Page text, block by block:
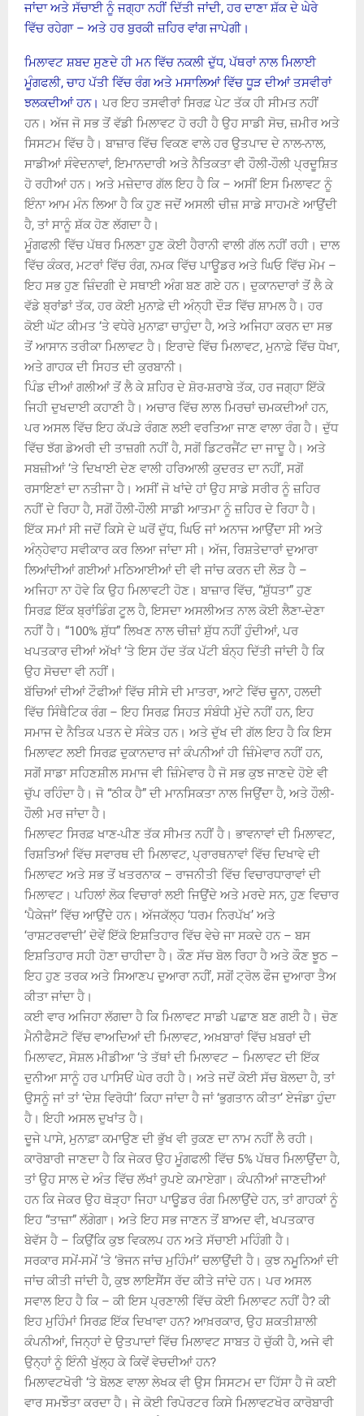
ਜਾਂਦਾ ਅਤੇ ਸੱਚਾਈ ਨੂੰ ਜਗ੍ਹਾ ਨਹੀਂ ਦਿੱਤੀ ਜਾਂਦੀ, ਹਰ ਦਾਣਾ ਸ਼ੱਕ ਦੇ ਘੇਰੇ
ਵਿੱਚ ਰਹੇਗਾ – ਅਤੇ ਹਰ ਬੁਰਕੀ ਜ਼ਹਿਰ ਵਾਂਗ ਜਾਪੇਗੀ।
ਮਿਲਾਵਟ ਸ਼ਬਦ ਸੁਣਦੇ ਹੀ ਮਨ ਵਿੱਚ ਨਕਲੀ ਦੁੱਧ, ਪੱਥਰਾਂ ਨਾਲ ਮਿਲਾਈ
ਮੂੰਗਫਲੀ, ਚਾਹ ਪੱਤੀ ਵਿੱਚ ਰੰਗ ਅਤੇ ਮਸਾਲਿਆਂ ਵਿੱਚ ਧੂੜ ਦੀਆਂ ਤਸਵੀਰਾਂ
ਝਲਕਦੀਆਂ ਹਨ। ਪਰ ਇਹ ਤਸਵੀਰਾਂ ਸਿਰਫ਼ ਪੇਟ ਤੱਕ ਹੀ ਸੀਮਤ ਨਹੀਂ
ਹਨ। ਅੱਜ ਜੋ ਸਭ ਤੋਂ ਵੱਡੀ ਮਿਲਾਵਟ ਹੋ ਰਹੀ ਹੈ ਉਹ ਸਾਡੀ ਸੋਚ, ਜ਼ਮੀਰ ਅਤੇ
ਸਿਸਟਮ ਵਿੱਚ ਹੈ। ਬਾਜ਼ਾਰ ਵਿੱਚ ਵਿਕਣ ਵਾਲੇ ਹਰ ਉਤਪਾਦ ਦੇ ਨਾਲ-ਨਾਲ,
ਸਾਡੀਆਂ ਸੰਵੇਦਨਾਵਾਂ, ਇਮਾਨਦਾਰੀ ਅਤੇ ਨੈਤਿਕਤਾ ਵੀ ਹੌਲੀ-ਹੌਲੀ ਪ੍ਰਦੂਸ਼ਿਤ
ਹੋ ਰਹੀਆਂ ਹਨ। ਅਤੇ ਮਜ਼ੇਦਾਰ ਗੱਲ ਇਹ ਹੈ ਕਿ – ਅਸੀਂ ਇਸ ਮਿਲਾਵਟ ਨੂੰ
ਇੰਨਾ ਆਮ ਮੰਨ ਲਿਆ ਹੈ ਕਿ ਹੁਣ ਜਦੋਂ ਅਸਲੀ ਚੀਜ਼ ਸਾਡੇ ਸਾਹਮਣੇ ਆਉਂਦੀ
ਹੈ, ਤਾਂ ਸਾਨੂੰ ਸ਼ੱਕ ਹੋਣ ਲੱਗਦਾ ਹੈ।
ਮੂੰਗਫਲੀ ਵਿੱਚ ਪੱਥਰ ਮਿਲਣਾ ਹੁਣ ਕੋਈ ਹੈਰਾਨੀ ਵਾਲੀ ਗੱਲ ਨਹੀਂ ਰਹੀ। ਦਾਲ
ਵਿੱਚ ਕੰਕਰ, ਮਟਰਾਂ ਵਿੱਚ ਰੰਗ, ਨਮਕ ਵਿੱਚ ਪਾਊਡਰ ਅਤੇ ਘਿਓ ਵਿੱਚ ਮੋਮ –
ਇਹ ਸਭ ਹੁਣ ਜ਼ਿੰਦਗੀ ਦੇ ਸਥਾਈ ਅੰਗ ਬਣ ਗਏ ਹਨ। ਦੁਕਾਨਦਾਰਾਂ ਤੋਂ ਲੈ ਕੇ
ਵੱਡੇ ਬ੍ਰਾਂਡਾਂ ਤੱਕ, ਹਰ ਕੋਈ ਮੁਨਾਫ਼ੇ ਦੀ ਅੰਨ੍ਹੀ ਦੌੜ ਵਿੱਚ ਸ਼ਾਮਲ ਹੈ। ਹਰ
ਕੋਈ ਘੱਟ ਕੀਮਤ ‘ਤੇ ਵਧੇਰੇ ਮੁਨਾਫ਼ਾ ਚਾਹੁੰਦਾ ਹੈ, ਅਤੇ ਅਜਿਹਾ ਕਰਨ ਦਾ ਸਭ
ਤੋਂ ਆਸਾਨ ਤਰੀਕਾ ਮਿਲਾਵਟ ਹੈ। ਇਰਾਦੇ ਵਿੱਚ ਮਿਲਾਵਟ, ਮੁਨਾਫ਼ੇ ਵਿੱਚ ਧੋਖਾ,
ਅਤੇ ਗਾਹਕ ਦੀ ਸਿਹਤ ਦੀ ਕੁਰਬਾਨੀ।
ਪਿੰਡ ਦੀਆਂ ਗਲੀਆਂ ਤੋਂ ਲੈ ਕੇ ਸ਼ਹਿਰ ਦੇ ਸ਼ੋਰ-ਸ਼ਰਾਬੇ ਤੱਕ, ਹਰ ਜਗ੍ਹਾ ਇੱਕੋ
ਜਿਹੀ ਦੁਖਦਾਈ ਕਹਾਣੀ ਹੈ। ਅਚਾਰ ਵਿੱਚ ਲਾਲ ਮਿਰਚਾਂ ਚਮਕਦੀਆਂ ਹਨ,
ਪਰ ਅਸਲ ਵਿੱਚ ਇਹ ਕੱਪੜੇ ਰੰਗਣ ਲਈ ਵਰਤਿਆ ਜਾਣ ਵਾਲਾ ਰੰਗ ਹੈ। ਦੁੱਧ
ਵਿੱਚ ਝੱਗ ਡੇਅਰੀ ਦੀ ਤਾਜ਼ਗੀ ਨਹੀਂ ਹੈ, ਸਗੋਂ ਡਿਟਰਜੈਂਟ ਦਾ ਜਾਦੂ ਹੈ। ਅਤੇ
ਸਬਜ਼ੀਆਂ ‘ਤੇ ਦਿਖਾਈ ਦੇਣ ਵਾਲੀ ਹਰਿਆਲੀ ਕੁਦਰਤ ਦਾ ਨਹੀਂ, ਸਗੋਂ
ਰਸਾਇਣਾਂ ਦਾ ਨਤੀਜਾ ਹੈ। ਅਸੀਂ ਜੋ ਖਾਂਦੇ ਹਾਂ ਉਹ ਸਾਡੇ ਸਰੀਰ ਨੂੰ ਜ਼ਹਿਰ
ਨਹੀਂ ਦੇ ਰਿਹਾ ਹੈ, ਸਗੋਂ ਹੌਲੀ-ਹੌਲੀ ਸਾਡੀ ਆਤਮਾ ਨੂੰ ਜ਼ਹਿਰ ਦੇ ਰਿਹਾ ਹੈ।
ਇੱਕ ਸਮਾਂ ਸੀ ਜਦੋਂ ਕਿਸੇ ਦੇ ਘਰੋਂ ਦੁੱਧ, ਘਿਓ ਜਾਂ ਅਨਾਜ ਆਉਂਦਾ ਸੀ ਅਤੇ
ਅੰਨ੍ਹੇਵਾਹ ਸਵੀਕਾਰ ਕਰ ਲਿਆ ਜਾਂਦਾ ਸੀ। ਅੱਜ, ਰਿਸ਼ਤੇਦਾਰਾਂ ਦੁਆਰਾ
ਲਿਆਂਦੀਆਂ ਗਈਆਂ ਮਠਿਆਈਆਂ ਦੀ ਵੀ ਜਾਂਚ ਕਰਨ ਦੀ ਲੋੜ ਹੈ –
ਅਜਿਹਾ ਨਾ ਹੋਵੇ ਕਿ ਉਹ ਮਿਲਾਵਟੀ ਹੋਣ। ਬਾਜ਼ਾਰ ਵਿੱਚ, “ਸ਼ੁੱਧਤਾ” ਹੁਣ
ਸਿਰਫ਼ ਇੱਕ ਬ੍ਰਾਂਡਿੰਗ ਟੂਲ ਹੈ, ਇਸਦਾ ਅਸਲੀਅਤ ਨਾਲ ਕੋਈ ਲੈਣਾ-ਦੇਣਾ
ਨਹੀਂ ਹੈ। “100% ਸ਼ੁੱਧ” ਲਿਖਣ ਨਾਲ ਚੀਜ਼ਾਂ ਸ਼ੁੱਧ ਨਹੀਂ ਹੁੰਦੀਆਂ, ਪਰ
ਖਪਤਕਾਰ ਦੀਆਂ ਅੱਖਾਂ ‘ਤੇ ਇਸ ਹੱਦ ਤੱਕ ਪੱਟੀ ਬੰਨ੍ਹ ਦਿੱਤੀ ਜਾਂਦੀ ਹੈ ਕਿ
ਉਹ ਸੋਚਦਾ ਵੀ ਨਹੀਂ।
ਬੱਚਿਆਂ ਦੀਆਂ ਟੌਫੀਆਂ ਵਿੱਚ ਸੀਸੇ ਦੀ ਮਾਤਰਾ, ਆਟੇ ਵਿੱਚ ਚੂਨਾ, ਹਲਦੀ
ਵਿੱਚ ਸਿੰਥੈਟਿਕ ਰੰਗ – ਇਹ ਸਿਰਫ਼ ਸਿਹਤ ਸੰਬੰਧੀ ਮੁੱਦੇ ਨਹੀਂ ਹਨ, ਇਹ
ਸਮਾਜ ਦੇ ਨੈਤਿਕ ਪਤਨ ਦੇ ਸੰਕੇਤ ਹਨ। ਅਤੇ ਦੁੱਖ ਦੀ ਗੱਲ ਇਹ ਹੈ ਕਿ ਇਸ
ਮਿਲਾਵਟ ਲਈ ਸਿਰਫ਼ ਦੁਕਾਨਦਾਰ ਜਾਂ ਕੰਪਨੀਆਂ ਹੀ ਜ਼ਿੰਮੇਵਾਰ ਨਹੀਂ ਹਨ,
ਸਗੋਂ ਸਾਡਾ ਸਹਿਣਸ਼ੀਲ ਸਮਾਜ ਵੀ ਜ਼ਿੰਮੇਵਾਰ ਹੈ ਜੋ ਸਭ ਕੁਝ ਜਾਣਦੇ ਹੋਏ ਵੀ
ਚੁੱਪ ਰਹਿੰਦਾ ਹੈ। ਜੋ “ਠੀਕ ਹੈ” ਦੀ ਮਾਨਸਿਕਤਾ ਨਾਲ ਜਿਉਂਦਾ ਹੈ, ਅਤੇ ਹੌਲੀ-
ਹੌਲੀ ਮਰ ਜਾਂਦਾ ਹੈ।
ਮਿਲਾਵਟ ਸਿਰਫ਼ ਖਾਣ-ਪੀਣ ਤੱਕ ਸੀਮਤ ਨਹੀਂ ਹੈ। ਭਾਵਨਾਵਾਂ ਦੀ ਮਿਲਾਵਟ,
ਰਿਸ਼ਤਿਆਂ ਵਿੱਚ ਸਵਾਰਥ ਦੀ ਮਿਲਾਵਟ, ਪ੍ਰਾਰਥਨਾਵਾਂ ਵਿੱਚ ਦਿਖਾਵੇ ਦੀ
ਮਿਲਾਵਟ ਅਤੇ ਸਭ ਤੋਂ ਖਤਰਨਾਕ – ਰਾਜਨੀਤੀ ਵਿੱਚ ਵਿਚਾਰਧਾਰਾਵਾਂ ਦੀ
ਮਿਲਾਵਟ। ਪਹਿਲਾਂ ਲੋਕ ਵਿਚਾਰਾਂ ਲਈ ਜਿਉਂਦੇ ਅਤੇ ਮਰਦੇ ਸਨ, ਹੁਣ ਵਿਚਾਰ
‘ਪੈਕੇਜਾਂ’ ਵਿੱਚ ਆਉਂਦੇ ਹਨ। ਅੱਜਕੱਲ੍ਹ ‘ਧਰਮ ਨਿਰਪੱਖ’ ਅਤੇ
‘ਰਾਸ਼ਟਰਵਾਦੀ’ ਦੋਵੇਂ ਇੱਕੋ ਇਸ਼ਤਿਹਾਰ ਵਿੱਚ ਵੇਚੇ ਜਾ ਸਕਦੇ ਹਨ – ਬਸ
ਇਸ਼ਤਿਹਾਰ ਸਹੀ ਹੋਣਾ ਚਾਹੀਦਾ ਹੈ। ਕੌਣ ਸੱਚ ਬੋਲ ਰਿਹਾ ਹੈ ਅਤੇ ਕੌਣ ਝੂਠ –
ਇਹ ਹੁਣ ਤਰਕ ਅਤੇ ਸਿਆਣਪ ਦੁਆਰਾ ਨਹੀਂ, ਸਗੋਂ ਟ੍ਰੋਲ ਫੌਜ ਦੁਆਰਾ ਤੈਅ
ਕੀਤਾ ਜਾਂਦਾ ਹੈ।
ਕਈ ਵਾਰ ਅਜਿਹਾ ਲੱਗਦਾ ਹੈ ਕਿ ਮਿਲਾਵਟ ਸਾਡੀ ਪਛਾਣ ਬਣ ਗਈ ਹੈ। ਚੋਣ
ਮੈਨੀਫੈਸਟੋ ਵਿੱਚ ਵਾਅਦਿਆਂ ਦੀ ਮਿਲਾਵਟ, ਅਖ਼ਬਾਰਾਂ ਵਿੱਚ ਖ਼ਬਰਾਂ ਦੀ
ਮਿਲਾਵਟ, ਸੋਸ਼ਲ ਮੀਡੀਆ ‘ਤੇ ਤੱਥਾਂ ਦੀ ਮਿਲਾਵਟ – ਮਿਲਾਵਟ ਦੀ ਇੱਕ
ਦੁਨੀਆ ਸਾਨੂੰ ਹਰ ਪਾਸਿਓਂ ਘੇਰ ਰਹੀ ਹੈ। ਅਤੇ ਜਦੋਂ ਕੋਈ ਸੱਚ ਬੋਲਦਾ ਹੈ, ਤਾਂ
ਉਸਨੂੰ ਜਾਂ ਤਾਂ ‘ਦੇਸ਼ ਵਿਰੋਧੀ’ ਕਿਹਾ ਜਾਂਦਾ ਹੈ ਜਾਂ ‘ਭੁਗਤਾਨ ਕੀਤਾ’ ਏਜੰਡਾ ਹੁੰਦਾ
ਹੈ। ਇਹੀ ਅਸਲ ਦੁਖਾਂਤ ਹੈ।
ਦੂਜੇ ਪਾਸੇ, ਮੁਨਾਫ਼ਾ ਕਮਾਉਣ ਦੀ ਭੁੱਖ ਵੀ ਰੁਕਣ ਦਾ ਨਾਮ ਨਹੀਂ ਲੈ ਰਹੀ।
ਕਾਰੋਬਾਰੀ ਜਾਣਦਾ ਹੈ ਕਿ ਜੇਕਰ ਉਹ ਮੂੰਗਫਲੀ ਵਿੱਚ 5% ਪੱਥਰ ਮਿਲਾਉਂਦਾ ਹੈ,
ਤਾਂ ਉਹ ਸਾਲ ਦੇ ਅੰਤ ਵਿੱਚ ਲੱਖਾਂ ਰੁਪਏ ਕਮਾਏਗਾ। ਕੰਪਨੀਆਂ ਜਾਣਦੀਆਂ
ਹਨ ਕਿ ਜੇਕਰ ਉਹ ਥੋੜ੍ਹਾ ਜਿਹਾ ਪਾਊਡਰ ਰੰਗ ਮਿਲਾਉਂਦੇ ਹਨ, ਤਾਂ ਗਾਹਕਾਂ ਨੂੰ
ਇਹ “ਤਾਜ਼ਾ” ਲੱਗੇਗਾ। ਅਤੇ ਇਹ ਸਭ ਜਾਣਨ ਤੋਂ ਬਾਅਦ ਵੀ, ਖਪਤਕਾਰ
ਬੇਵੱਸ ਹੈ – ਕਿਉਂਕਿ ਕੁਝ ਵਿਕਲਪ ਹਨ ਅਤੇ ਸੱਚਾਈ ਮਹਿੰਗੀ ਹੈ।
ਸਰਕਾਰ ਸਮੇਂ-ਸਮੇਂ ‘ਤੇ ‘ਭੋਜਨ ਜਾਂਚ ਮੁਹਿੰਮਾਂ’ ਚਲਾਉਂਦੀ ਹੈ। ਕੁਝ ਨਮੂਨਿਆਂ ਦੀ
ਜਾਂਚ ਕੀਤੀ ਜਾਂਦੀ ਹੈ, ਕੁਝ ਲਾਇਸੈਂਸ ਰੱਦ ਕੀਤੇ ਜਾਂਦੇ ਹਨ। ਪਰ ਅਸਲ
ਸਵਾਲ ਇਹ ਹੈ ਕਿ – ਕੀ ਇਸ ਪ੍ਰਣਾਲੀ ਵਿੱਚ ਕੋਈ ਮਿਲਾਵਟ ਨਹੀਂ ਹੈ? ਕੀ
ਇਹ ਮੁਹਿੰਮਾਂ ਸਿਰਫ਼ ਇੱਕ ਦਿਖਾਵਾ ਹਨ? ਆਖ਼ਰਕਾਰ, ਉਹ ਸ਼ਕਤੀਸ਼ਾਲੀ
ਕੰਪਨੀਆਂ, ਜਿਨ੍ਹਾਂ ਦੇ ਉਤਪਾਦਾਂ ਵਿੱਚ ਮਿਲਾਵਟ ਸਾਬਤ ਹੋ ਚੁੱਕੀ ਹੈ, ਅਜੇ ਵੀ
ਉਨ੍ਹਾਂ ਨੂੰ ਇੰਨੀ ਖੁੱਲ੍ਹ ਕੇ ਕਿਵੇਂ ਵੇਚਦੀਆਂ ਹਨ?
ਮਿਲਾਵਟਖੋਰੀ ‘ਤੇ ਬੋਲਣ ਵਾਲਾ ਲੇਖਕ ਵੀ ਉਸ ਸਿਸਟਮ ਦਾ ਹਿੱਸਾ ਹੈ ਜੋ ਕਈ
ਵਾਰ ਸਮਝੌਤਾ ਕਰਦਾ ਹੈ। ਜੇ ਕੋਈ ਰਿਪੋਰਟਰ ਕਿਸੇ ਮਿਲਾਵਟਖੋਰ ਕਾਰੋਬਾਰੀ